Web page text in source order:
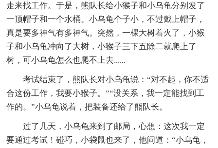
走来找工作。于是，熊队长给小猴子和小乌龟分别发了
一顶帽子和一个水桶。小乌龟个子小，不过戴上帽子，
真是要多神气有多神气。突然，一棵大树着火了，小猴
子和小乌龟冲向了大树，小猴子三下五除二就爬上了
树，可小乌龟怎么也爬不上去......
考试结束了，熊队长对小乌龟说：“对不起，你不适
合这份工作，我要小猴子。”“没关系，我一定能找到工
作的。”小乌龟说着，把装备还给了熊队长。
过了几天，小乌龟来到了邮局，心想：这次我一定
要通过考试！碰巧，小袋鼠也来了，他问道：“小乌龟，